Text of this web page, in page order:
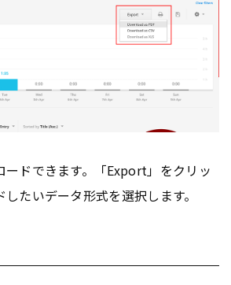
ードできます。「Export」をクリッ
たいデータ形式を選択します。